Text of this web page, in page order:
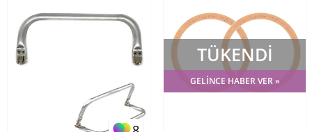
TÜKENDİ
GELİNCE HABER VER »